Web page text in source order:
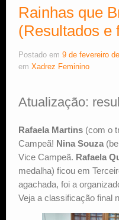
Fique Sócio
Quem Somos?
Calendário
Rainhas que
(Resultados e
Postado em 9 de fevereiro
em Xadrez Feminino
Atualização:
Rafaela Martins (com o
Campeã! Nina Souza
Vice Campeã. Rafaela
medalha) ficou em
agachada, foi a
Veja a classificação final